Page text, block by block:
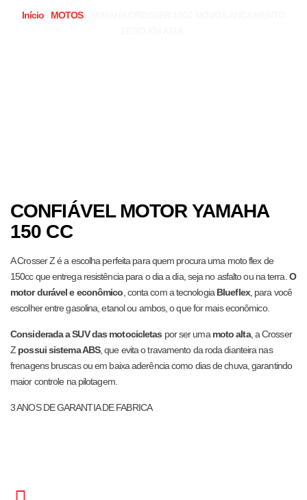
Início MOTOS/ YAMAHA CROSSER 150Z NOVO LANÇAMENTO
CONFIÁVEL MOTOR YAMAHA
150 CC
A Crosser Z é a escolha perfeita para quem procura uma moto flex de
150cc que entrega resistência para o dia a dia, seja no asfalto ou na terra. O
motor durável e econômico , conta com a tecnologia Blueflex, para você
escolher entre gasolina, etanol ou ambos, o que for mais econômico.
Considerada a SUV das motocicletas por ser uma moto alta, a Crosser
Z possui sistema ABS, que evita o travamento da roda dianteira nas
frenagens bruscas ou em baixa aderência como dias de chuva, garantindo
maiorcontrole na pilotagem.
3 ANOS DE GARANTIA DE FABRICA